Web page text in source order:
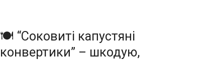
🍽️ “Соковиті капустяні
конвертики” – шкодую,